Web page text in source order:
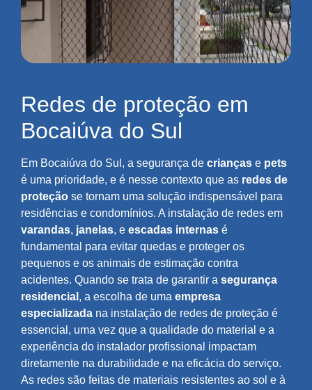
Redes de proteção em
Bocaiúva do Sul
Em Bocaiúva do Sul, a segurança de crianças e pets
é uma prioridade, e é nesse contexto que as redes de
proteção se tornam uma solução indispensável para
residências e condomínios. A instalação de redes em
varandas, janelas, e escadas internas é
fundamental para evitar quedas e proteger os
pequenos e os animais de estimação contra
acidentes. Quando se trata de garantir a segurança
residencial , a escolha de uma empresa
especializada na instalação de redes de proteção é
essencial, uma vez que a qualidade do material e a
experiência do instalador profissional impactam
diretamente na durabilidade e na eficácia do serviço.
As redes são feitas de materiais resistentes ao sol e à